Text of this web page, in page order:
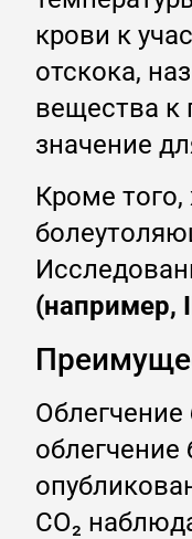
крови к
отскока,
вещества к
значение
Кроме
(например,
облегчение
CO₂